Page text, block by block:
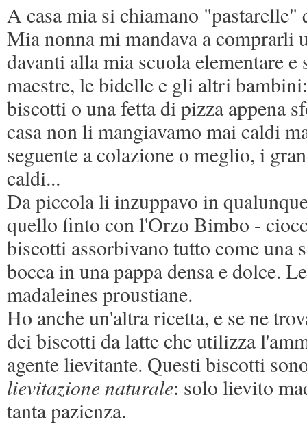
A casa mia si chiamano "pastarelle"
Mia nonna mi mandava a comprarli
davanti alla mia scuola elementare
maestre, le bidelle e gli altri
biscotti o una fetta di pizza appena
casa non li mangiavamo mai caldi
seguente a colazione o meglio, i
caldi...
Da piccola li inzuppavo in
quello finto con l'Orzo Bimbo -
biscotti assorbivano tutto come una
bocca in una pappa densa e dolce.
madaleines proustiane.
Ho anche un'altra ricetta, e se ne
dei biscotti da latte che utilizza
agente lievitante. Questi biscotti
lievitazione naturale: solo lievito
tanta pazienza.